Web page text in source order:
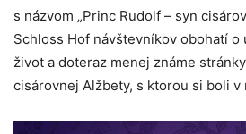
s názvom „Princ Rudolf – syn
Schloss Hof návštevníkov obohatí o
život a doteraz menej známe
cisárovnej Alžbety, s ktorou si boli v